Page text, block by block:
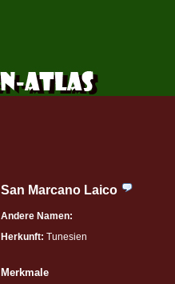
San Marcano Laico
Andere Namen:
Herkunft: Tunesien
Merkmale